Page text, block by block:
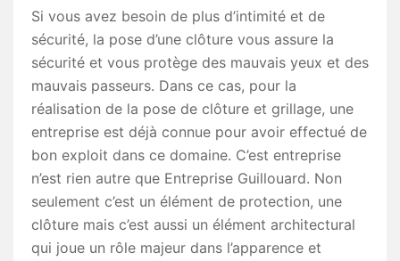
Si vous avez besoin de plus d’intimité et de
sécurité, la pose d’une clôture vous assure la
sécurité et vous protège des mauvais yeux et des
mauvais passeurs. Dans ce cas, pour la
réalisation de la pose de clôture et grillage, une
entreprise est déjà connue pour avoir effectué de
bon exploit dans ce domaine. C’est entreprise
n’est rien autre que Entreprise Guillouard. Non
seulement c’est un élément de protection, une
clôture mais c’est aussi un élément architectural
qui joue un rôle majeur dans l’apparence et